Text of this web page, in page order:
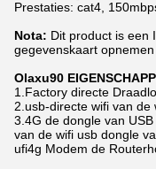
Prestaties: cat4,
Nota: Dit product is een
gegevenskaart
Olaxu90
1.Factory directe
2.usb-directe wifi van de
3.4G de dongle van
van de wifi usb dongle
ufi4g Modem de